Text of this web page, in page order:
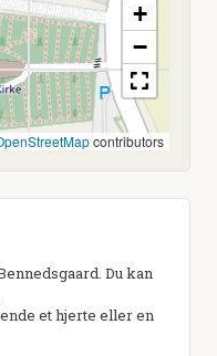
+
−
contributors
Du kan
et hjerte eller en